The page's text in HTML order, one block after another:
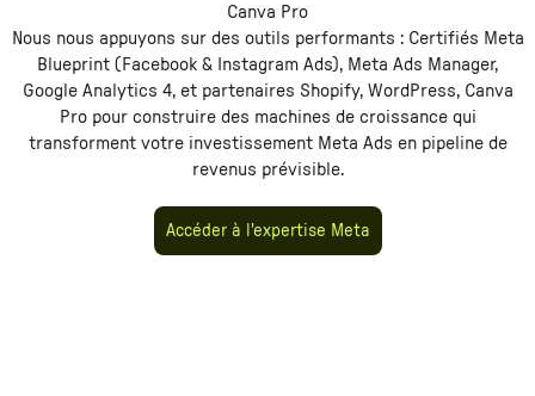
Canva Pro
Nous nous appuyons sur des outils performants : Certifiés Meta
Blueprint (Facebook & Instagram Ads), Meta Ads Manager,
Google Analytics 4, et partenaires Shopify, WordPress, Canva
Propour construire des machines de croissance qui
transforment votre investissement Meta Ads en pipeline de
revenus prévisible.
Accéder à l'expertise Meta